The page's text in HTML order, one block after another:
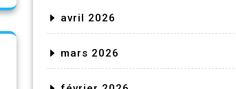
avril 2026
mars 2026